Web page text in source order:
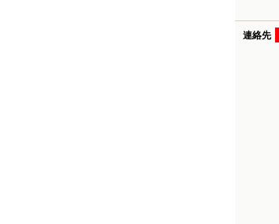
連絡先